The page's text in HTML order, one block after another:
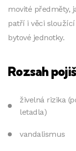
movité předměty,
patří i věci
bytové jednotky.
Rozsah
živelná rizika
letadla)
vandalismus